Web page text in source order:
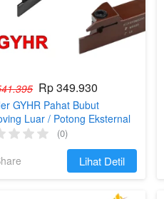
Rp 349.930
GYHR Pahat Bubut
Luar / Potong Eksternal
(0)
`Lihat Detil